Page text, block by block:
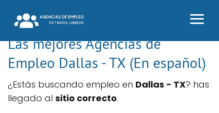
Las mejores Agencias de
Empleo Dallas - TX (En español)
¿Estás buscando empleo en Dallas - TX? has
llegado al sitio correcto.